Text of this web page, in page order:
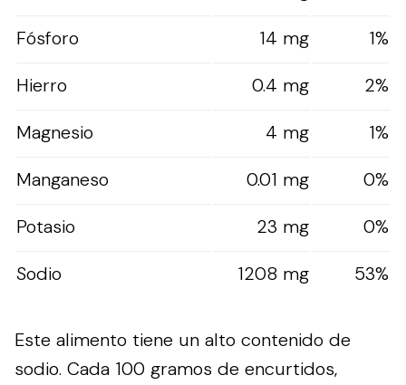
Fósforo
14 mg
1%
Hierro
0.4 mg
2%
Magnesio
4 mg
1%
Manganeso
0.01 mg
0%
Potasio
23 mg
0%
Sodio
1208 mg 53%
Este alimento tiene un alto contenido de
sodio. Cada 100 gramos de encurtidos,